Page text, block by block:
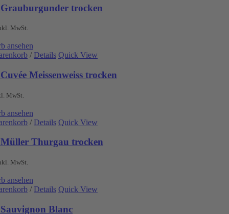
trocken
MwSt.
ansehen
/ Details Quick View
Meissenweiss trocken
MwSt.
ansehen
/ Details Quick View
Thurgau trocken
MwSt.
ansehen
/ Details Quick View
Blanc